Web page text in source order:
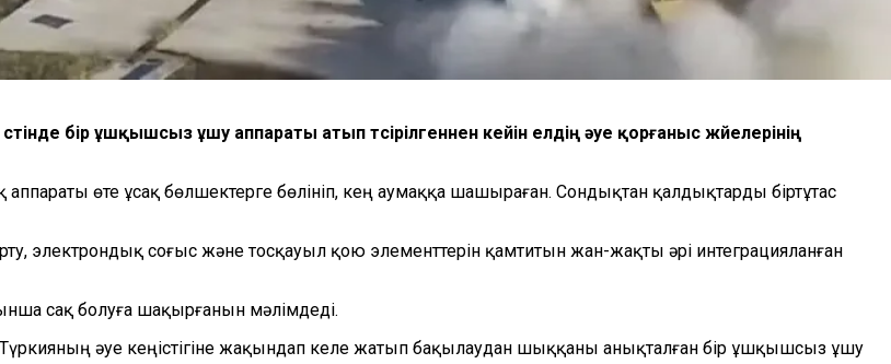
бір ұшқышсыз ұшу аппараты атып түсірілгеннен кейін елдің әуе қорғаныс жүйелерінің
өте ұсақ бөлшектерге бөлініп, кең аумаққа шашыраған. Сондықтан қалдықтарды біртұтас
электрондық соғыс және тосқауыл қою элементтерін қамтитын жан-жақты әрі интеграцияланған
сақ болуға шақырғанын мәлімдеді.
Түркияның әуе кеңістігіне жақындап келе жатып бақылаудан шыққаны анықталған бір ұшқышсыз ұшу